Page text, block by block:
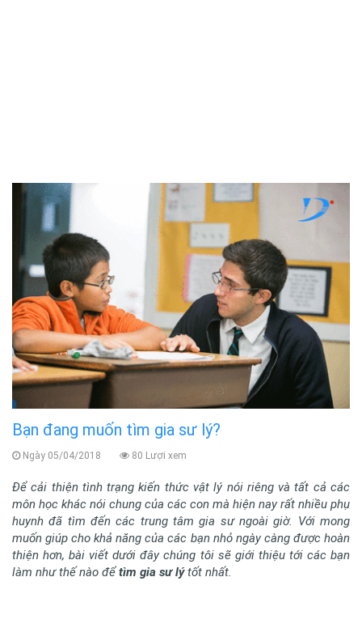
Bạn đang muốn tìm gia sư lý?
Ngày 05/04/2018 80 Lượi xem
Để cải thiện tình trạng kiến thức vật lý nói riêng và tất cả các
môn học khác nói chung của các con mà hiện nay rất nhiều phụ
huynh đã tìm đến các trung tâm gia sư ngoài giờ. Với mong
muốn giúp cho khả năng của các bạn nhỏ ngày càng được hoàn
thiện hơn, bài viết dưới đây chúng tôi sẽ giới thiệu tới các bạn
làm như thế nào đểtìm gia sư lýtốt nhất.